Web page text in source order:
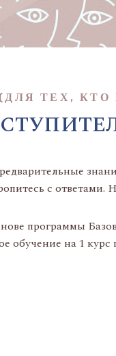
(ДЛЯ ТЕХ, КТО
с ответами.
программы
обучение на 1